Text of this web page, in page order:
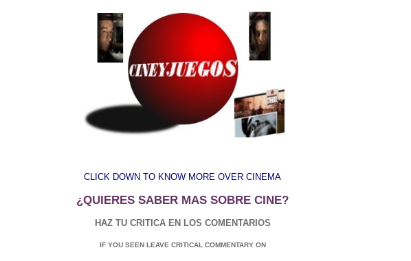
CLICK DOWN TO KNOW MORE OVER CINEMA
¿QUIERES SABER MAS SOBRE CINE?
HAZ TU CRITICA EN LOS COMENTARIOS
IF YOU SEEN LEAVE CRITICAL COMMENTARY ON